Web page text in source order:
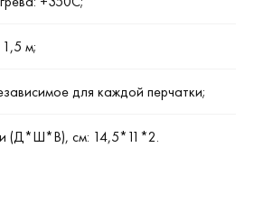
м;
для каждой перчатки;
(Д*Ш*В), см: 14,5*11*2.